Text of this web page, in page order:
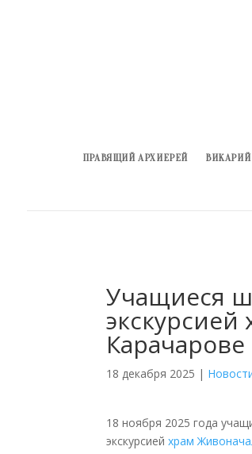
ПРАВЯЩИЙ АРХИЕРЕЙ ВИКАРИЙ
Учащиеся
Карачарове
18 декабря 2025 |
18 ноября 2025 года
экскурсиейхрам